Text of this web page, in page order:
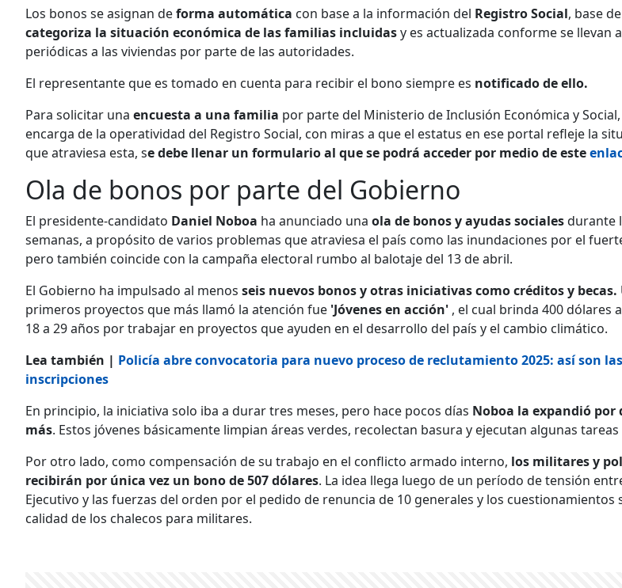
Los bonos se asignan deforma automática con base a la información del Registro Social, base
categoriza la situación económica de las familias incluidasy es actualizada conforme se llevan
periódicas a las viviendas por parte de las autoridades.
El representante que es tomado en cuenta para recibir el bono siempre es notificado de ello.
Para solicitar una encuesta a una familia por parte del Ministerio de Inclusión Económica y
encarga de la operatividad del Registro Social, con miras a que el estatus en ese portal refleje la
que atraviesa esta, se debe llenar un formulario al que se podrá acceder por medio de este
Ola de bonos por parte del Gobierno
El presidente-candidato Daniel Noboa ha anunciado una ola de bonos y ayudas socialesdurante
semanas, a propósito de varios problemas que atraviesa el país como las inundaciones por el
pero también coincide con la campaña electoral rumbo al balotaje del 13 de abril.
El Gobierno ha impulsado al menos seis nuevos bonos y otras iniciativas como créditos y becas.
primeros proyectos que más llamó la atención fue 'Jóvenes en acción' , el cual brinda 400 dólares
18 a 29 años por trabajar en proyectos que ayuden en el desarrollo del país y el cambio climático.
Lea también | Policía abre convocatoria para nuevo proceso de reclutamiento 2025: así son las
inscripciones
En principio, la iniciativa solo iba a durar tres meses, pero hace pocos días Noboa la expandió por
más. Estos jóvenes básicamente limpian áreas verdes, recolectan basura y ejecutan algunas tareas
Por otro lado, como compensación de su trabajo en el conflicto armado interno, los militares y
recibirán por única vez un bono de 507 dólares. La idea llega luego de un período de tensión
Ejecutivo y las fuerzas del orden por el pedido de renuncia de 10 generales y los cuestionamientos
calidad de los chalecos para militares.